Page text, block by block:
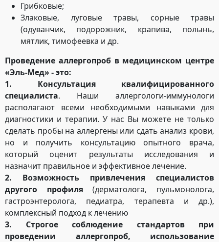
Грибковые;
Злаковые, луговые травы, сорные травы
(одуванчик, подорожник, крапива, полынь,
мятлик, тимофеевка и др.
Проведение аллергопроб в медицинском центре
«Эль-Мед» - это:
1. Консультация квалифицированного
специалиста. Наши аллергологи-иммунологи
располагают всеми необходимыми навыками для
диагностики и терапии. У нас Вы можете не только
сделать пробы на аллергены или сдать анализ крови,
но и получить консультацию опытного врача,
который оценит результаты исследования и
назначит правильное и эффективное лечение.
2. Возможность привлечения специалистов
другого профиля(дерматолога, пульмонолога,
гастроэнтеролога, педиатра, терапевта и др.),
комплексный подход к лечению
3. Строгое соблюдение стандартов при
проведении аллергопроб, использование